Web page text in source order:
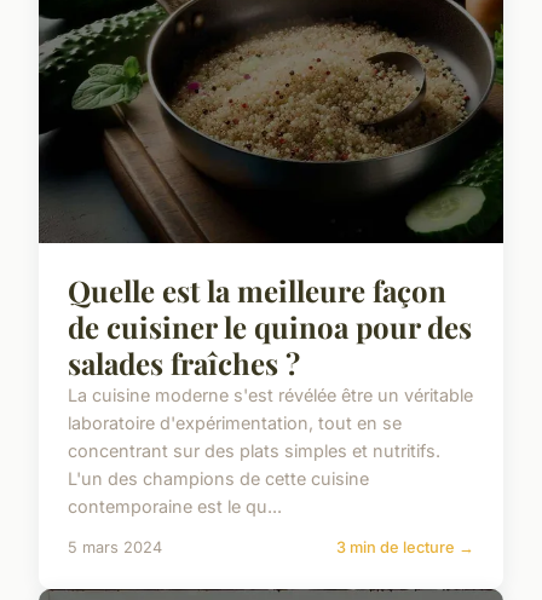
Quelle est la meilleure façon
de cuisiner le quinoa pour des
salades fraîches ?
La cuisine moderne s'est révélée être un véritable
laboratoire d'expérimentation, tout en se
concentrant sur des plats simples et nutritifs.
L'un des champions de cette cuisine
contemporaine est le qu...
5 mars 2024 3 min de lecture →